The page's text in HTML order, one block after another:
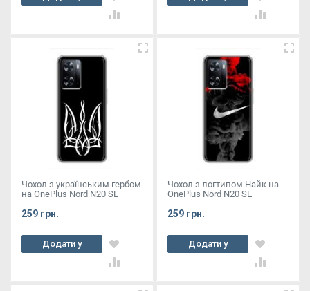
кошик
кошик
Чохол з українським гербом
на OnePlus Nord N20 SE
259 грн.
Додати у
кошик
Чохол з логтипом Найк на
OnePlus Nord N20 SE
259 грн.
Додати у
кошик